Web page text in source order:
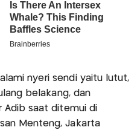
nyeri sendi yaitu lutut,
belakang, dan
Adib saat ditemui di
Menteng, Jakarta